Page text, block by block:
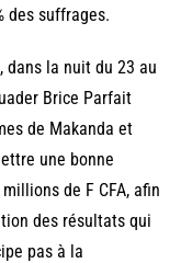
des suffrages.
dans la nuit du 23 au
Brice Parfait
de Makanda et
une bonne
de F CFA, afin
des résultats qui
pas à la